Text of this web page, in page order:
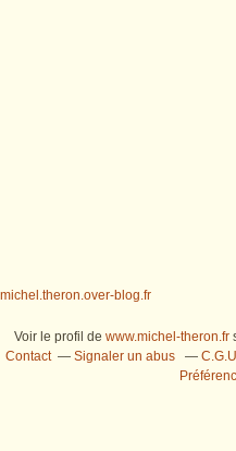
michel.theron.over-blog.fr
Voir le profil de www.michel-theron.fr
Contact
Signaler un abus